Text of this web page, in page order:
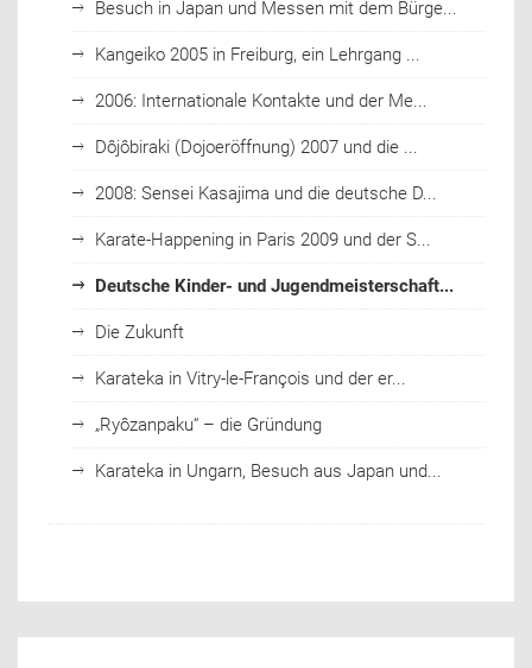
Besuch in Japan und Messen mit dem Bürge...
Kangeiko 2005 in Freiburg, ein Lehrgang ...
2006: Internationale Kontakte und der Me...
Dôjôbiraki (Dojoeröffnung) 2007 und die ...
2008: Sensei Kasajima und die deutsche D...
Karate-Happening in Paris 2009 und der S...
Deutsche Kinder- und Jugendmeisterschaft...
Die Zukunft
Karateka in Vitry-le-François und der er...
„Ryôzanpaku“ – die Gründung
Karateka in Ungarn, Besuch aus Japan und...